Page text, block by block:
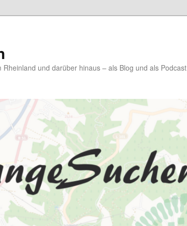
und darüber hinaus – als Blog und als Podcast